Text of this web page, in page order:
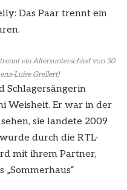
ein Altersunterschied von 30
Luise Grellert)
Schlagersängerin
Weisheit. Er war in der
sie landete 2009
durch die RTL-
mit ihrem Partner,
„Sommerhaus“